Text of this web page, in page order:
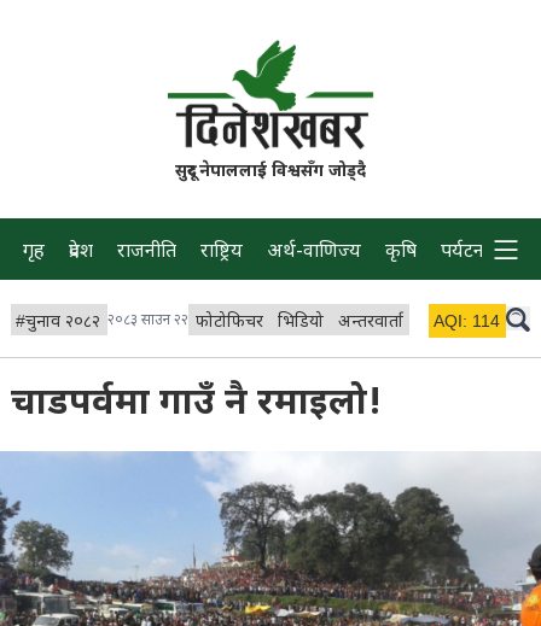
सुदूर नेपाललाई विश्वसँग जोड्दै
गृह प्रदेश राजनीति राष्ट्रिय अर्थ-वाणिज्य कृषि पर्यटन प्रवास
#चुनाव २०८२ २०८३ साउन २२ फोटोफिचर भिडियो अन्तरवार्ता विचार/ब्लग
AQI: 114
चाडपर्वमा गाउँ नै रमाइलो!